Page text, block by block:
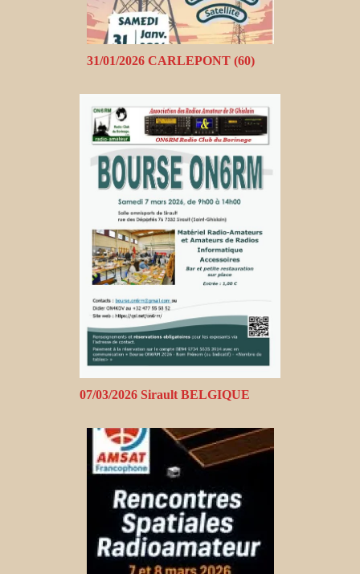
31/01/2026 CARLEPONT (60)
07/03/2026 Sirault BELGIQUE